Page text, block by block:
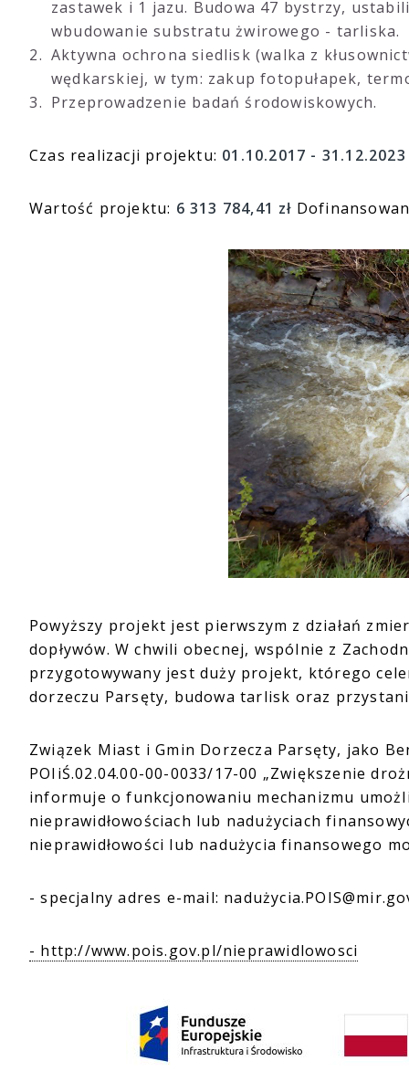
zastawek i 1 jazu. Budowa 47 bystrzy,
wbudowanie substratu żwirowego - tarliska.
Aktywna ochrona siedlisk (walka z
wędkarskiej, w tym: zakup fotopułapek,
Przeprowadzenie badań środowiskowych.
Czas realizacji projektu: 01.10.2017 - 31.12.2023
Wartość projektu: 6 313 784,41 zł
Powyższy projekt jest pierwszym z działań
dopływów. W chwili obecnej, wspólnie z
przygotowywany jest duży projekt, którego
dorzeczu Parsęty, budowa tarlisk oraz
Związek Miast i Gmin Dorzecza Parsęty, jako
POIiŚ.02.04.00-00-0033/17-00 „Zwiększenie
informuje o funkcjonowaniu mechanizmu
nieprawidłowościach lub nadużyciach
nieprawidłowości lub nadużycia finansowego
- specjalny adres e-mail:
- http://www.pois.gov.pl/nieprawidlowosci